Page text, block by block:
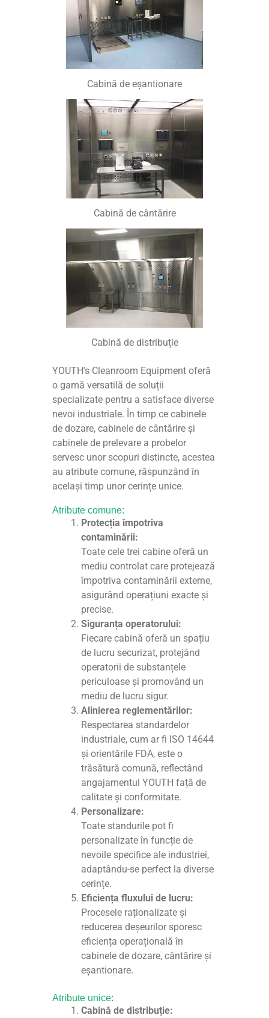
Cabină de eșantionare
Cabină de cântărire
Cabină de distribuție
YOUTH's Cleanroom Equipment oferă
o gamă versatilă de soluții
specializate pentru a satisface diverse
nevoi industriale. În timp ce cabinele
de dozare, cabinele de cântărire și
cabinele de prelevare a probelor
servesc unor scopuri distincte, acestea
au atribute comune, răspunzând în
același timp unor cerințe unice.
Atribute comune:
Protecția împotriva
contaminării:
Toate cele trei cabine oferă un
mediu controlat care protejează
împotriva contaminării externe,
asigurând operațiuni exacte și
precise.
Siguranța operatorului:
Fiecare cabină oferă un spațiu
de lucru securizat, protejând
operatorii de substanțele
periculoase și promovând un
mediu de lucru sigur.
Alinierea reglementărilor:
Respectarea standardelor
industriale, cum ar fi ISO 14644
și orientările FDA, este o
trăsătură comună, reflectând
angajamentul YOUTH față de
calitate și conformitate.
Personalizare:
Toate standurile pot fi
personalizate în funcție de
nevoile specifice ale industriei,
adaptându-se perfect la diverse
cerințe.
Eficiența fluxului de lucru:
Procesele raționalizate și
reducerea deșeurilor sporesc
eficiența operațională în
cabinele de dozare, cântărire și
eșantionare.
Atribute unice:
Cabină de distribuție: